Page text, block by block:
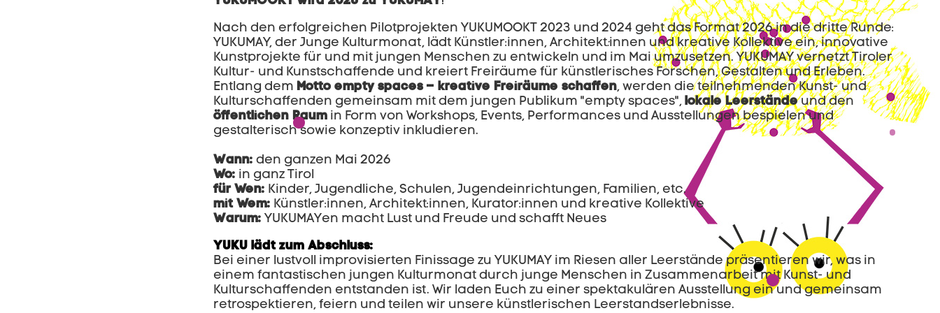
Nach den erfolgreichen Pilotprojekten YUKUMOOKT 2023 und 2024 geht das Format 2026 in die dritte Runde:
YUKUMAY, der Junge Kulturmonat, lädt Künstler:innen, Architekt:innen und kreative Kollektive ein, innovative
Kunstprojekte für und mit jungen Menschen zu entwickeln und im Mai umzusetzen. YUKUMAY vernetzt Tiroler
Kultur- und Kunstschaffende und kreiert Freiräume für künstlerisches Forschen, Gestalten und Erleben.
Entlang dem Motto empty spaces – kreative Freiräume schaffen, werden die teilnehmenden Kunst- und
Kulturschaffenden gemeinsam mit dem jungen Publikum "empty spaces", lokale Leerständeund den
öffentlichen Raumin Form von Workshops, Events, Performances und Ausstellungen bespielen und
gestalterisch sowie konzeptiv inkludieren.
Wann: den ganzen Mai 2026
Wo: in ganz Tirol
für Wen: Kinder, Jugendliche, Schulen, Jugendeinrichtungen, Familien, etc.
mit Wem: Künstler:innen, Architekt:innen, Kurator:innen und kreative Kollektive
Warum: YUKUMAYen macht Lust und Freude und schafft Neues
YUKU lädt zum Abschluss:
Bei einer lustvoll improvisierten Finissage zu YUKUMAY im Riesen aller Leerstände präsentieren wir, was in
einem fantastischen jungen Kulturmonat durch junge Menschen in Zusammenarbeit mit Kunst- und
Kulturschaffenden entstanden ist. Wir laden Euch zu einer spektakulären Ausstellung ein und gemeinsam
retrospektieren, feiern und teilen wir unsere künstlerischen Leerstandserlebnisse.